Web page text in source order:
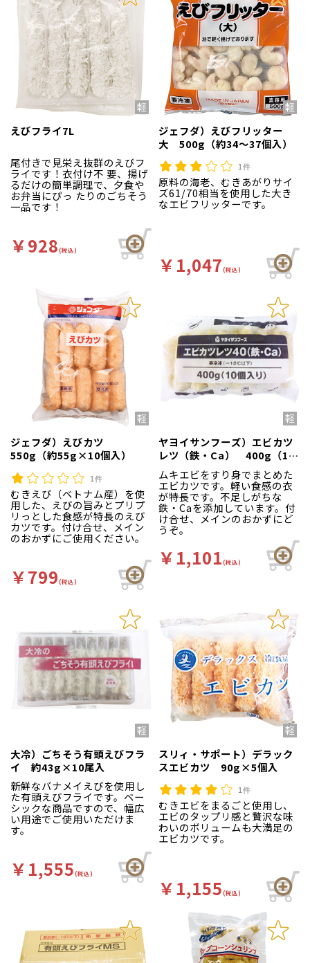
えびフライ7L
尾付きで見栄え抜群のえびフ
ライです！衣付け不 要、揚げ
るだけの簡単調理で、夕食や
お弁当にぴっ たりのごちそう
一品です！
￥928(税込)
ジェフダ）えびフリッター
大 500g（約34～37個入）
1件
原料の海老、むきあがりサイ
ズ61/70相当を使用した大き
なエビフリッターです。
￥1,047(税込)
ジェフダ）えびカツ
550g（約55g×10個入）
1件
むきえび（ベトナム産）を使
用した、えびの旨みとプリプ
リっとした食感が特長のえび
カツです。付け合せ、メイン
のおかずにご使用ください。
￥799(税込)
ヤヨイサンフーズ）エビカツ
レツ（鉄・Ca） 400g（10
個入）
ムキエビをすり身でまとめた
エビカツです。軽い食感の衣
が特長です。不足しがちな
鉄・Caを添加しています。付
け合せ、メインのおかずにど
うぞ。
￥1,101(税込)
大冷）ごちそう有頭えびフラ
イ 約43g×10尾入
新鮮なバナメイえびを使用し
た有頭えびフライです。ベー
シックな商品ですので、幅広
い用途でご使用いただけま
す。
￥1,555(税込)
スリィ・サポート）デラック
スエビカツ 90g×5個入
1件
むきエビをまるごと使用し、
エビのタップリ感と贅沢な味
わいのボリュームも大満足の
エビカツです。
￥1,155(税込)